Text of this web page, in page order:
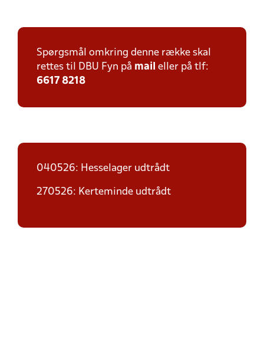
Spørgsmål omkring denne række skal
rettes til DBU Fyn på mail eller på tlf:
6617 8218
040526: Hesselager udtrådt
270526: Kerteminde udtrådt